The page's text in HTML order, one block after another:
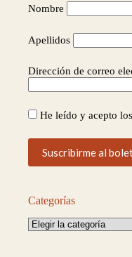
Nombre
Apellidos
Dirección de correo
He leído y acepto
Categorías
Categorías